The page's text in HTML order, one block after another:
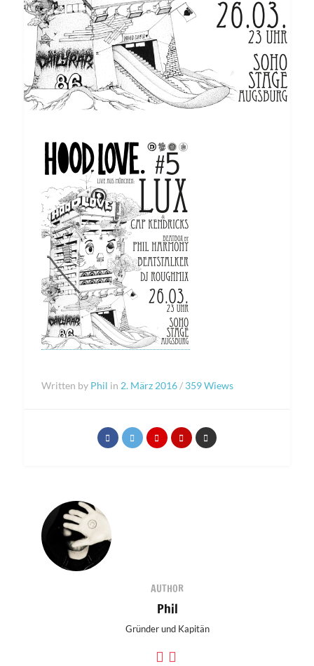
Written by Phil in 2. März 2016 / 359 Wiews
AUTHOR
Phil
Gründer und Kapitän